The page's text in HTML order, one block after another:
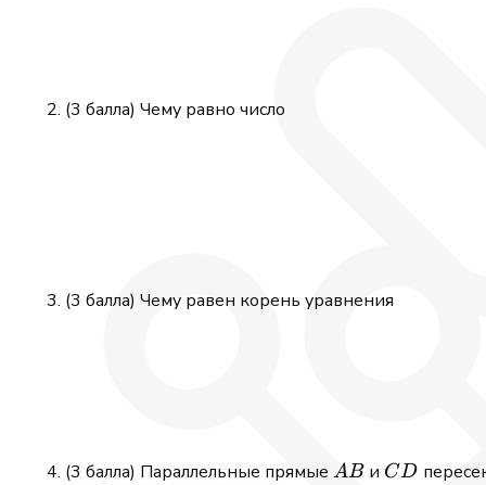
(3 балла) Чему равно число
(3 балла) Чему равен корень уравнения
(3 балла) Параллельные прямые AB
ABи CD
CD